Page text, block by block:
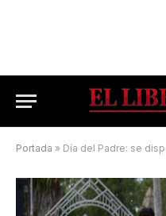
Portada » Día del Padre: se